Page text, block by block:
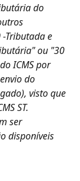
do
Tributada e
ou "30
ICMS por
do
visto que
ST.
ser
disponíveis